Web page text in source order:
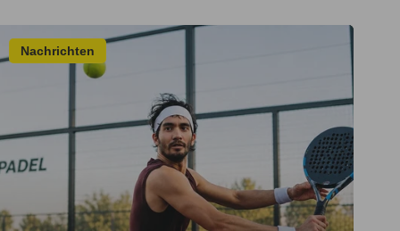
Nachrichten